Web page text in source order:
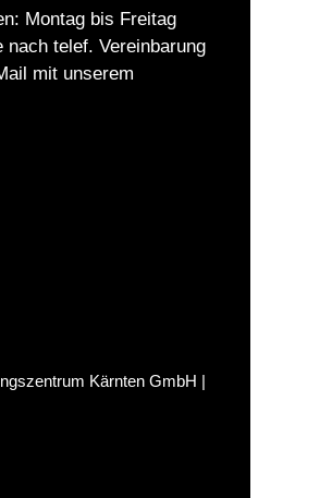
Montag bis Freitag
nach telef. Vereinbarung
mit unserem
Kärnten GmbH |